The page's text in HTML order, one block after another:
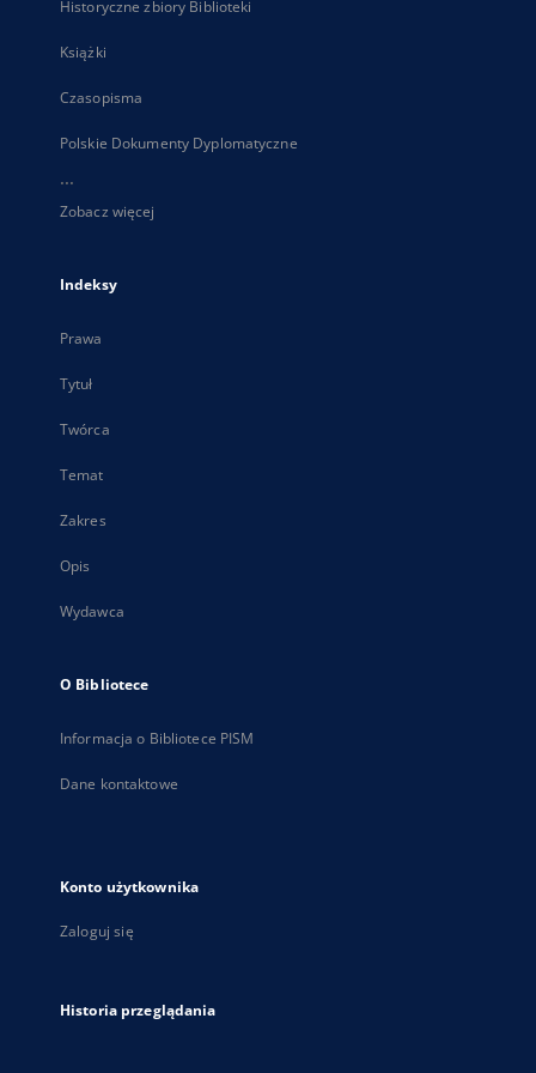
Historyczne zbiory Biblioteki
Książki
Czasopisma
Polskie Dokumenty Dyplomatyczne
...
Zobacz więcej
Indeksy
Prawa
Tytuł
Twórca
Temat
Zakres
Opis
Wydawca
O Bibliotece
Informacja o Bibliotece PISM
Dane kontaktowe
Konto użytkownika
Zaloguj się
Historia przeglądania